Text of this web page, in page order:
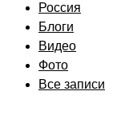
Россия
Блоги
Видео
Фото
Все записи